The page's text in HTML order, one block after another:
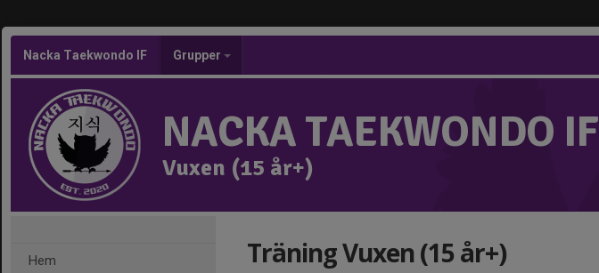
Nacka Taekwondo IF Grupper
NACKA TAEKWONDO IF
Vuxen (15 år+)
Hem Träning Vuxen (15 år+)